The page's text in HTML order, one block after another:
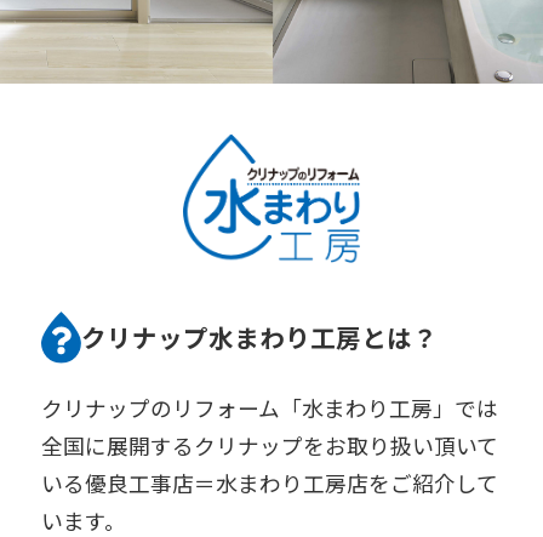
クリナップ水まわり工房とは？
クリナップのリフォーム「水まわり工房」では
全国に展開するクリナップをお取り扱い頂いて
いる優良工事店＝水まわり工房店をご紹介して
います。